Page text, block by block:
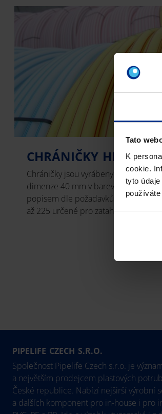
Tato
K
cookie.
tyto
CHRÁNIČKY HLADKÉ
Chráničky jsou vyrábeny z materiálu
dimenze 40 mm v barevném
popisem dle požadavků zákazníka,
až 225 určené pro zatahování jsou
PIPELIFE CZECH S.R.O.
Společnost Pipelife Czech s.r.o. je
a největším prodejcem plastových
České republice. Nabízí nejširší výrobní
a dalších komponent pro in-house i pro